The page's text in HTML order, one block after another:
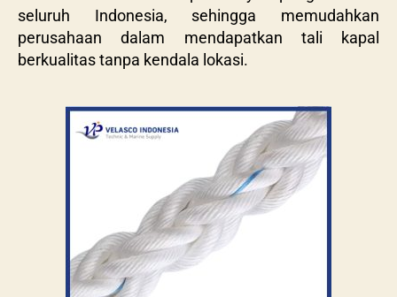
seluruh Indonesia, sehingga memudahkan
perusahaan dalam mendapatkan tali kapal
berkualitas tanpa kendala lokasi.